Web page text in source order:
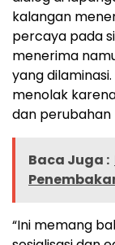
kalangan
percaya pada
menerima
yang
menolak
dan perubahan
Baca Juga :
“Ini memang